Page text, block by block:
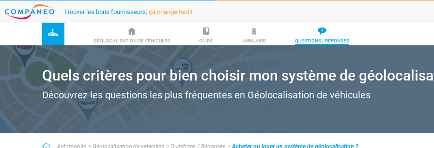
Trouver les bons fournisseurs, ça change tout !
GÉOLOCALISATION DE VÉHICULES GUIDE ANNUAIRE QUESTIONS / RÉPONSES
Quels critères pour bien choisir mon système de
Découvrez les questions les plus fréquentes en Géolocalisation de véhicules
Automobile Géolocalisation de véhicules Questions / Réponses Acheter ou louer un système de géolocalisation ?